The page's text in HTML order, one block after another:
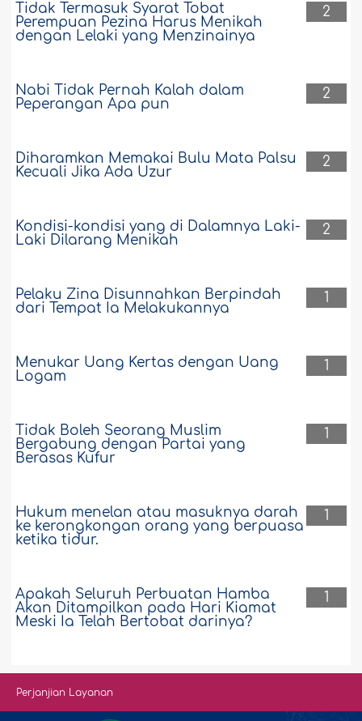
2
Tidak Termasuk Syarat Tobat
Perempuan Pezina Harus Menikah
dengan Lelaki yang Menzinainya
2
Nabi Tidak Pernah Kalah dalam
Peperangan Apa pun
2
Diharamkan Memakai Bulu Mata Palsu
Kecuali Jika Ada Uzur
2
Kondisi-kondisi yang di Dalamnya Laki-
Laki Dilarang Menikah
1
Pelaku Zina Disunnahkan Berpindah
dari Tempat Ia Melakukannya
1
Menukar Uang Kertas dengan Uang
Logam
1
Tidak Boleh Seorang Muslim
Bergabung dengan Partai yang
Berasas Kufur
1
Hukum menelan atau masuknya darah
ke kerongkongan orang yang berpuasa
ketika tidur.
1
Apakah Seluruh Perbuatan Hamba
Akan Ditampilkan pada Hari Kiamat
Meski Ia Telah Bertobat darinya?
Perjanjian Layanan